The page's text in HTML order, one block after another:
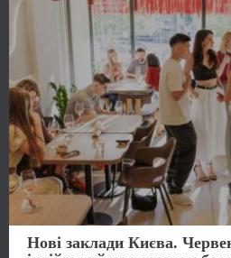
Нові заклади Києва.